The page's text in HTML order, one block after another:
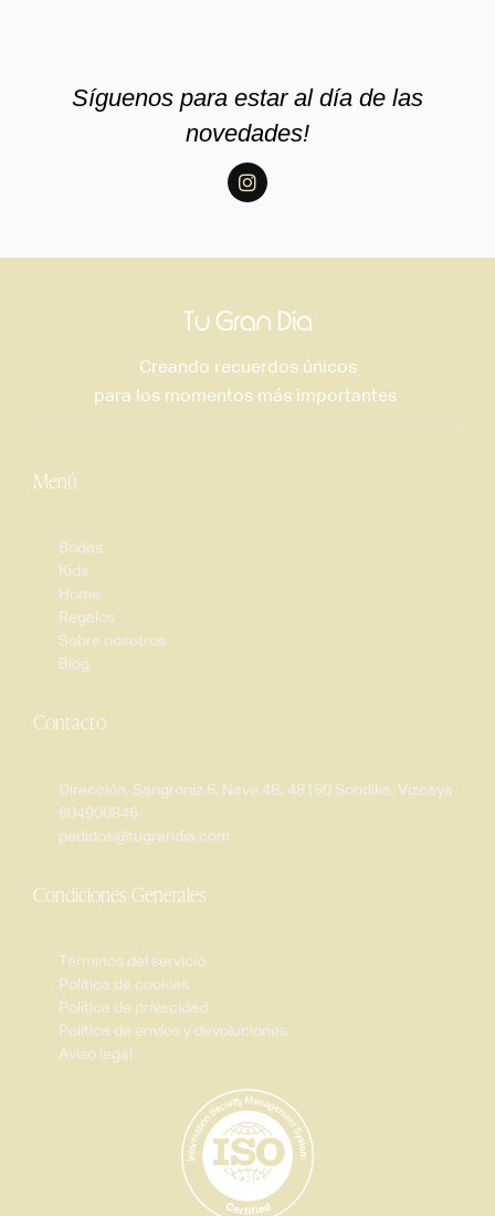
Síguenos para estar al día de las
novedades!
Creando recuerdos únicos
para los momentos más importantes
Menú
Bodas
Kids
Home
Regalos
Sobre nosotros
Blog
Contacto
Dirección. Sangroniz 6, Nave 4B, 48150 Sondika, Vizcaya
604900846
pedidos@tugrandia.com
Condiciones Generales
Términos del servicio
Política de cookies
Política de privacidad
Política de envíos y devoluciones
Aviso legal